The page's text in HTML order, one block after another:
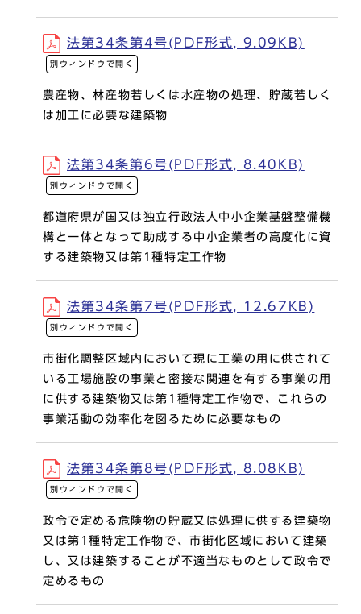
法第34条第4号(PDF形式, 9.09KB)
別ウィンドウで開く
農産物、林産物若しくは水産物の処理、貯蔵若しく
は加工に必要な建築物
法第34条第6号(PDF形式, 8.40KB)
別ウィンドウで開く
都道府県が国又は独立行政法人中小企業基盤整備機
構と一体となって助成する中小企業者の高度化に資
する建築物又は第1種特定工作物
法第34条第7号(PDF形式, 12.67KB)
別ウィンドウで開く
市街化調整区域内において現に工業の用に供されて
いる工場施設の事業と密接な関連を有する事業の用
に供する建築物又は第1種特定工作物で、これらの
事業活動の効率化を図るために必要なもの
法第34条第8号(PDF形式, 8.08KB)
別ウィンドウで開く
政令で定める危険物の貯蔵又は処理に供する建築物
又は第1種特定工作物で、市街化区域において建築
し、又は建築することが不適当なものとして政令で
定めるもの